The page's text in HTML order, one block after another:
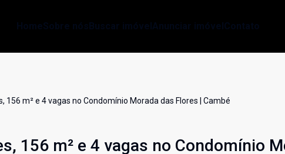
156 m² e 4 vagas no Condomínio Morada das Flores | Cambé
156 m² e 4 vagas no Condomínio